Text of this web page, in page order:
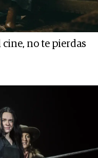
cine, no te pierdas